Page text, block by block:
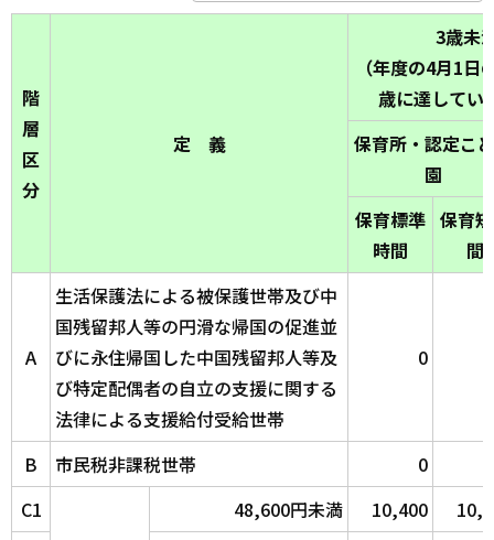
階
層
区
分
定 義
3歳未
（年度の4月1日
歳に達してい
保育所・認定こ
園
保育標準
時間
保育
間
A
生活保護法による被保護世帯及び中
国残留邦人等の円滑な帰国の促進並
びに永住帰国した中国残留邦人等及
び特定配偶者の自立の支援に関する
法律による支援給付受給世帯
0
B 市民税非課税世帯
0
C1
48,600円未満 10,400